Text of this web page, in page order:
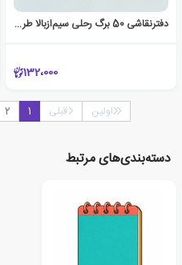
دفتر‌نقاشی 50 برگ رحلی سیم‌از‌بالا طرح‌جدید (پیل) گربه - هندوانه
132،000
اولین قبلی 1
2
دسته‌بندی‌های مرتبط